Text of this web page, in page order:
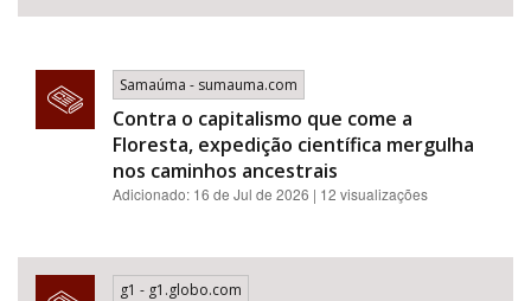
Samaúma - sumauma.com
Contra o capitalismo que come a
Floresta, expedição científica mergulha
nos caminhos ancestrais
Adicionado: 16 de Jul de 2026 | 12 visualizações
g1 - g1.globo.com